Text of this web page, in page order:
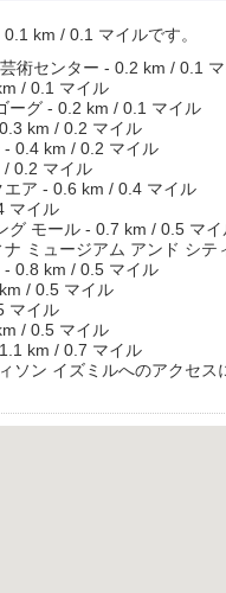
km / 0.1 マイルです。
術センター - 0.2 km / 0.1
/ 0.1 マイル
ーグ - 0.2 km / 0.1 マイル
km / 0.2 マイル
0.4 km / 0.2 マイル
/ 0.2 マイル
ア - 0.6 km / 0.4 マイル
マイル
グ モール - 0.7 km / 0.5 マイ
ミュージアム アンド シ
- 0.8 km / 0.5 マイル
/ 0.5 マイル
マイル
/ 0.5 マイル
km / 0.7 マイル
ソン イズミルへのアクセ